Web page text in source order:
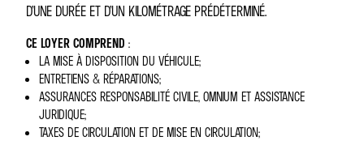
D’UNE DURÉE ET D’UN KILOMÉTRAGE PRÉDÉTERMINÉ.
CE LOYER COMPREND :
LA MISE À DISPOSITION DU VÉHICULE;
ENTRETIENS & RÉPARATIONS;
ASSURANCES RESPONSABILITÉ CIVILE, OMNIUM ET ASSISTANCE
JURIDIQUE;
TAXES DE CIRCULATION ET DE MISE EN CIRCULATION;